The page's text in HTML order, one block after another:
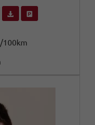
rufen Sie an
Fahrzeugexposé (PDF)
100km